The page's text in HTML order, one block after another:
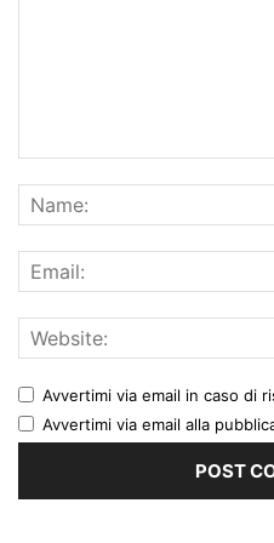
Avvertimi via email in caso di
Avvertimi via email alla